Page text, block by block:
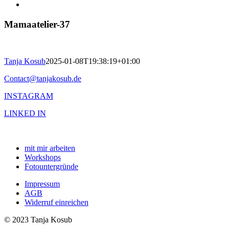
Mamaatelier-37
Tanja Kosub2025-01-08T19:38:19+01:00
Contact@tanjakosub.de
INSTAGRAM
LINKED IN
mit mir arbeiten
Workshops
Fotountergründe
Impressum
AGB
Widerruf einreichen
© 2023 Tanja Kosub